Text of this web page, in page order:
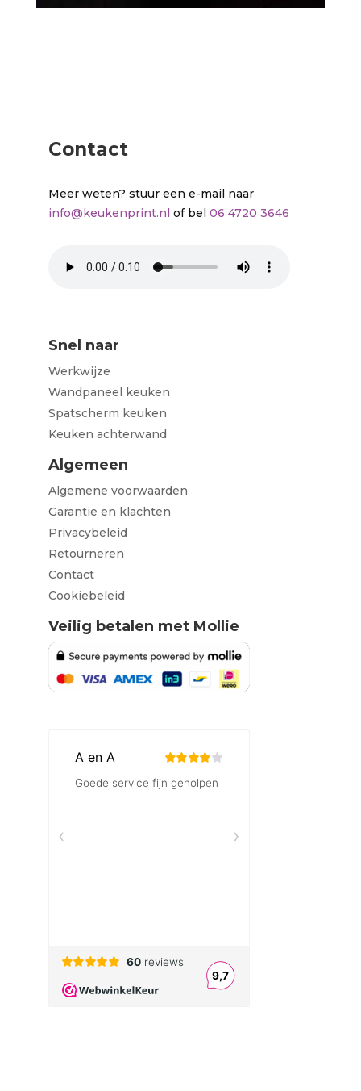
Contact
Meer weten? stuur een e-mail naar
info@keukenprint.nl of bel 06 4720 3646
Snel naar
Werkwijze
Wandpaneel keuken
Spatscherm keuken
Keuken achterwand
Algemeen
Algemene voorwaarden
Garantie en klachten
Privacybeleid
Retourneren
Contact
Cookiebeleid
Veilig betalen met Mollie